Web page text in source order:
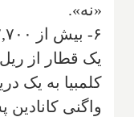
«نه».
یک قطار از
واگنی